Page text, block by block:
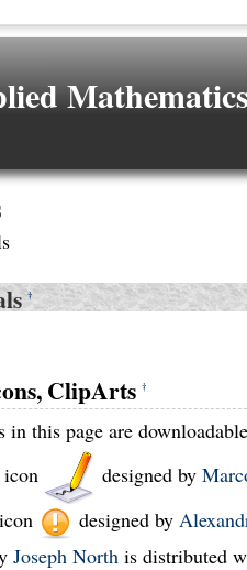
†
ClipArts †
in this page are
designed by
designed by
Joseph North is distributed